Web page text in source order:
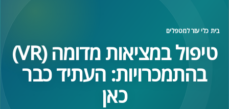
בית‹כלי עזר למטפלים
טיפול במציאות מדומה (VR)
בהתמכרויות: העתיד כבר
כאן